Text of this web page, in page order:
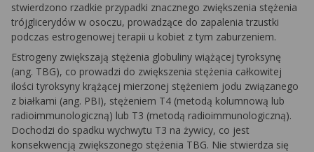
stwierdzono rzadkie przypadki znacznego zwiększenia stężenia
trójglicerydów w osoczu, prowadzące do zapalenia trzustki
podczas estrogenowej terapii u kobiet z tym zaburzeniem.
Estrogeny zwiększają stężenia globuliny wiążącej tyroksynę
(ang. TBG), co prowadzi do zwiększenia stężenia całkowitej
ilości tyroksyny krążącej mierzonej stężeniem jodu związanego
z białkami (ang. PBI), stężeniem T4 (metodą kolumnową lub
radioimmunologiczną) lub T3 (metodą radioimmunologiczną).
Dochodzi do spadku wychwytu T3 na żywicy, co jest
konsekwencją zwiększonego stężenia TBG. Nie stwierdza się